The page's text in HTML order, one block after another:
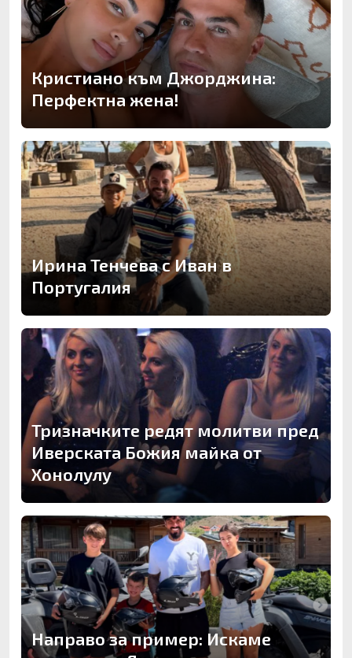
Кристиано към Джорджина:
Перфектна жена!
Ирина Тенчева с Иван в
Португалия
Тризначките редят молитви пред
Иверската Божия майка от
Хонолулу
Направо за пример: Искаме